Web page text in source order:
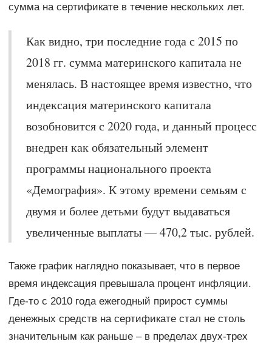
сумма на сертификате в течение нескольких лет.
Как видно, три последние года с 2015 по
2018 гг. сумма материнского капитала не
менялась. В настоящее время известно, что
индексация материнского капитала
возобновится с 2020 года, и данный процесс
внедрен как обязательный элемент
программы национального проекта
«Демография». К этому времени семьям с
двумя и более детьми будут выдаваться
увеличенные выплаты — 470,2 тыс. рублей.
Также график наглядно показывает, что в первое
время индексация превышала процент инфляции.
Где-то с 2010 года ежегодный прирост суммы
денежных средств на сертификате стал не столь
значительным как раньше – в пределах двух-трех